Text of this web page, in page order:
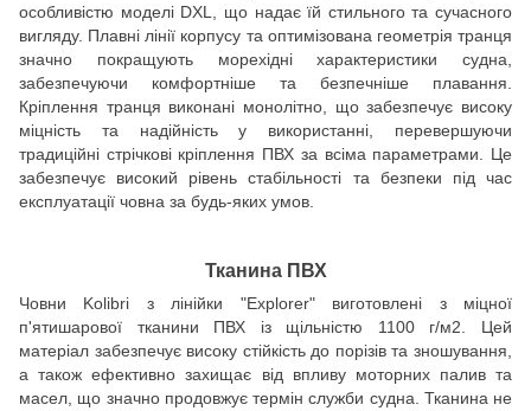
особливістю моделі DXL, що надає їй стильного та сучасного
вигляду. Плавні лінії корпусу та оптимізована геометрія транця
значно покращують морехідні характеристики судна,
забезпечуючи комфортніше та безпечніше плавання.
Кріплення транця виконані монолітно, що забезпечує високу
міцність та надійність у використанні, перевершуючи
традиційні стрічкові кріплення ПВХ за всіма параметрами. Це
забезпечує високий рівень стабільності та безпеки під час
експлуатації човна за будь-яких умов.
Тканина ПВХ
Човни Kolibri з лінійки "Explorer" виготовлені з міцної
п'ятишарової тканини ПВХ із щільністю 1100 г/м2. Цей
матеріал забезпечує високу стійкість до порізів та зношування,
а також ефективно захищає від впливу моторних палив та
масел, що значно продовжує термін служби судна. Тканина не